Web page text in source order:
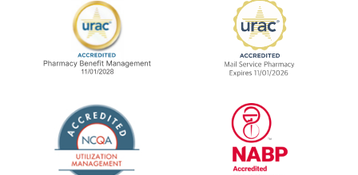
URAC Accredited Pharmacy Benefit
URAC